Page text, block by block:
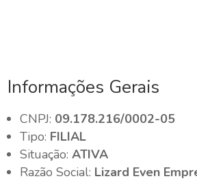
Informações Gerais
CNPJ: 09.178.216/0002-05
Tipo: FILIAL
Situação:ATIVA
Razão Social: Lizard Even